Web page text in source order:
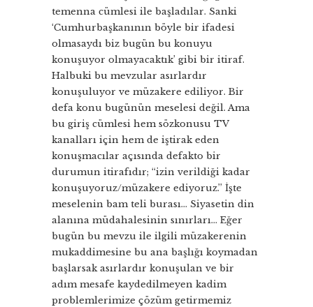
temenna cümlesi ile başladılar. Sanki
‘Cumhurbaşkanının böyle bir ifadesi
olmasaydı biz bugün bu konuyu
konuşuyor olmayacaktık’ gibi bir itiraf.
Halbuki bu mevzular asırlardır
konuşuluyor ve müzakere ediliyor. Bir
defa konu bugünün meselesi değil. Ama
bu giriş cümlesi hem sözkonusu TV
kanalları için hem de iştirak eden
konuşmacılar açısında defakto bir
durumun itirafıdır; “izin verildiği kadar
konuşuyoruz/müzakere ediyoruz.” İşte
meselenin bam teli burası… Siyasetin din
alanına müdahalesinin sınırları… Eğer
bugün bu mevzu ile ilgili müzakerenin
mukaddimesine bu ana başlığı koymadan
başlarsak asırlardır konuşulan ve bir
adım mesafe kaydedilmeyen kadim
problemlerimize çözüm getirmemiz